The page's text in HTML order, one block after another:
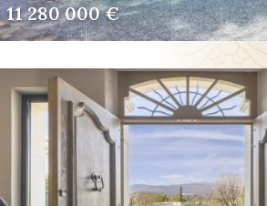
11 280 000 €